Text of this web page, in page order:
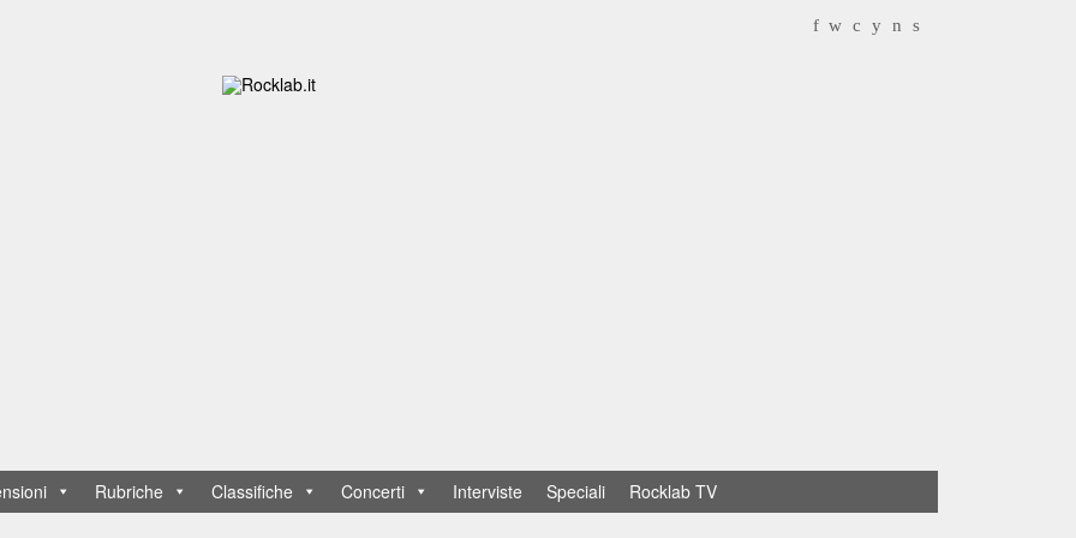
f w c y n s
Rubriche Classifiche Concerti Interviste Speciali Rocklab TV